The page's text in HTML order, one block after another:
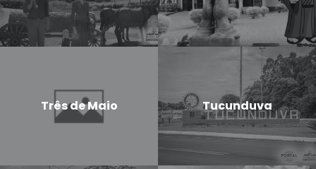
Três de Maio Tucunduva